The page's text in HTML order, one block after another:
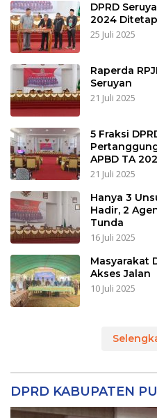
DPRD
2024
25 Juli 2025
Raperda
Seruyan
21 Juli 2025
5 Fraksi
APBD TA
21 Juli 2025
Hanya 3
Hadir, 2
Tunda
16 Juli 2025
Masyarakat
Akses Jalan
10 Juli 2025
DPRD KABUPATEN